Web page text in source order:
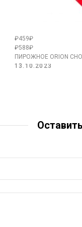
₽459₽
₽588₽
ПИРОЖНОЕ ORION
13.10.2023